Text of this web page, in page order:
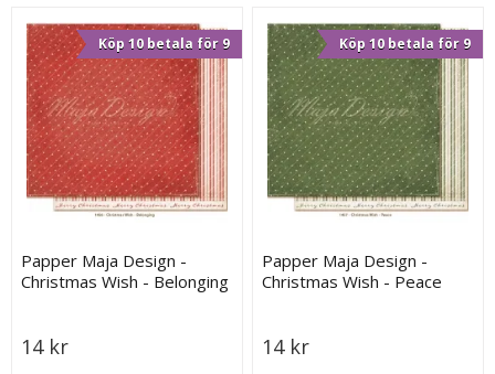
Köp 10 betala för 9
Papper Maja Design -
Christmas Wish - Belonging
14 kr
Köp 10 betala för 9
Papper Maja Design -
Christmas Wish - Peace
14 kr